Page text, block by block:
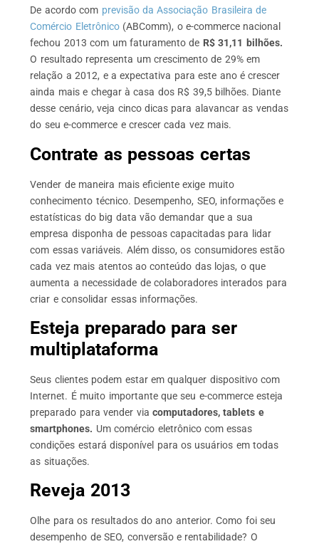
De acordo com previsão da Associação Brasileira de
Comércio Eletrônico(ABComm), o e-commerce nacional
fechou 2013 com um faturamento de R$ 31,11 bilhões.
O resultado representa um crescimento de 29% em
relação a 2012, e a expectativa para este ano é crescer
ainda mais e chegar à casa dos R$ 39,5 bilhões. Diante
desse cenário, veja cinco dicas para alavancar as vendas
do seu e-commerce e crescer cada vez mais.
Contrate as pessoas certas
Vender de maneira mais eficiente exige muito
conhecimento técnico. Desempenho, SEO, informações e
estatísticas do big data vão demandar que a sua
empresa disponha de pessoas capacitadas para lidar
com essas variáveis. Além disso, os consumidores estão
cada vez mais atentos ao conteúdo das lojas, o que
aumenta a necessidade de colaboradores interados para
criar e consolidar essas informações.
Esteja preparado para ser
multiplataforma
Seus clientes podem estar em qualquer dispositivo com
Internet. É muito importante que seu e-commerce esteja
preparado para vender via computadores, tablets e
smartphones. Um comércio eletrônico com essas
condições estará disponível para os usuários em todas
as situações.
Reveja 2013
Olhe para os resultados do ano anterior. Como foi seu
desempenho de SEO, conversão e rentabilidade? O